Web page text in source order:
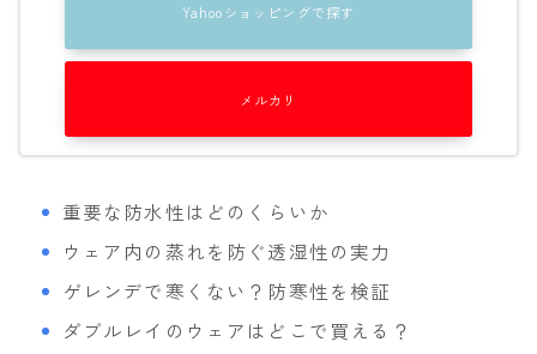
Yahooショッピングで探す
メルカリ
重要な防水性はどのくらいか
ウェア内の蒸れを防ぐ透湿性の実力
ゲレンデで寒くない？防寒性を検証
ダブルレイのウェアはどこで買える？